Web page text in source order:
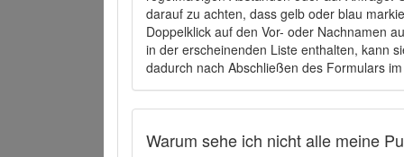
darauf zu achten, dass gelb oder blau
Doppelklick auf den Vor- oder Nachnamen
in der erscheinenden Liste enthalten, kann
dadurch nach Abschließen des Formulars
Warum sehe ich nicht alle meine